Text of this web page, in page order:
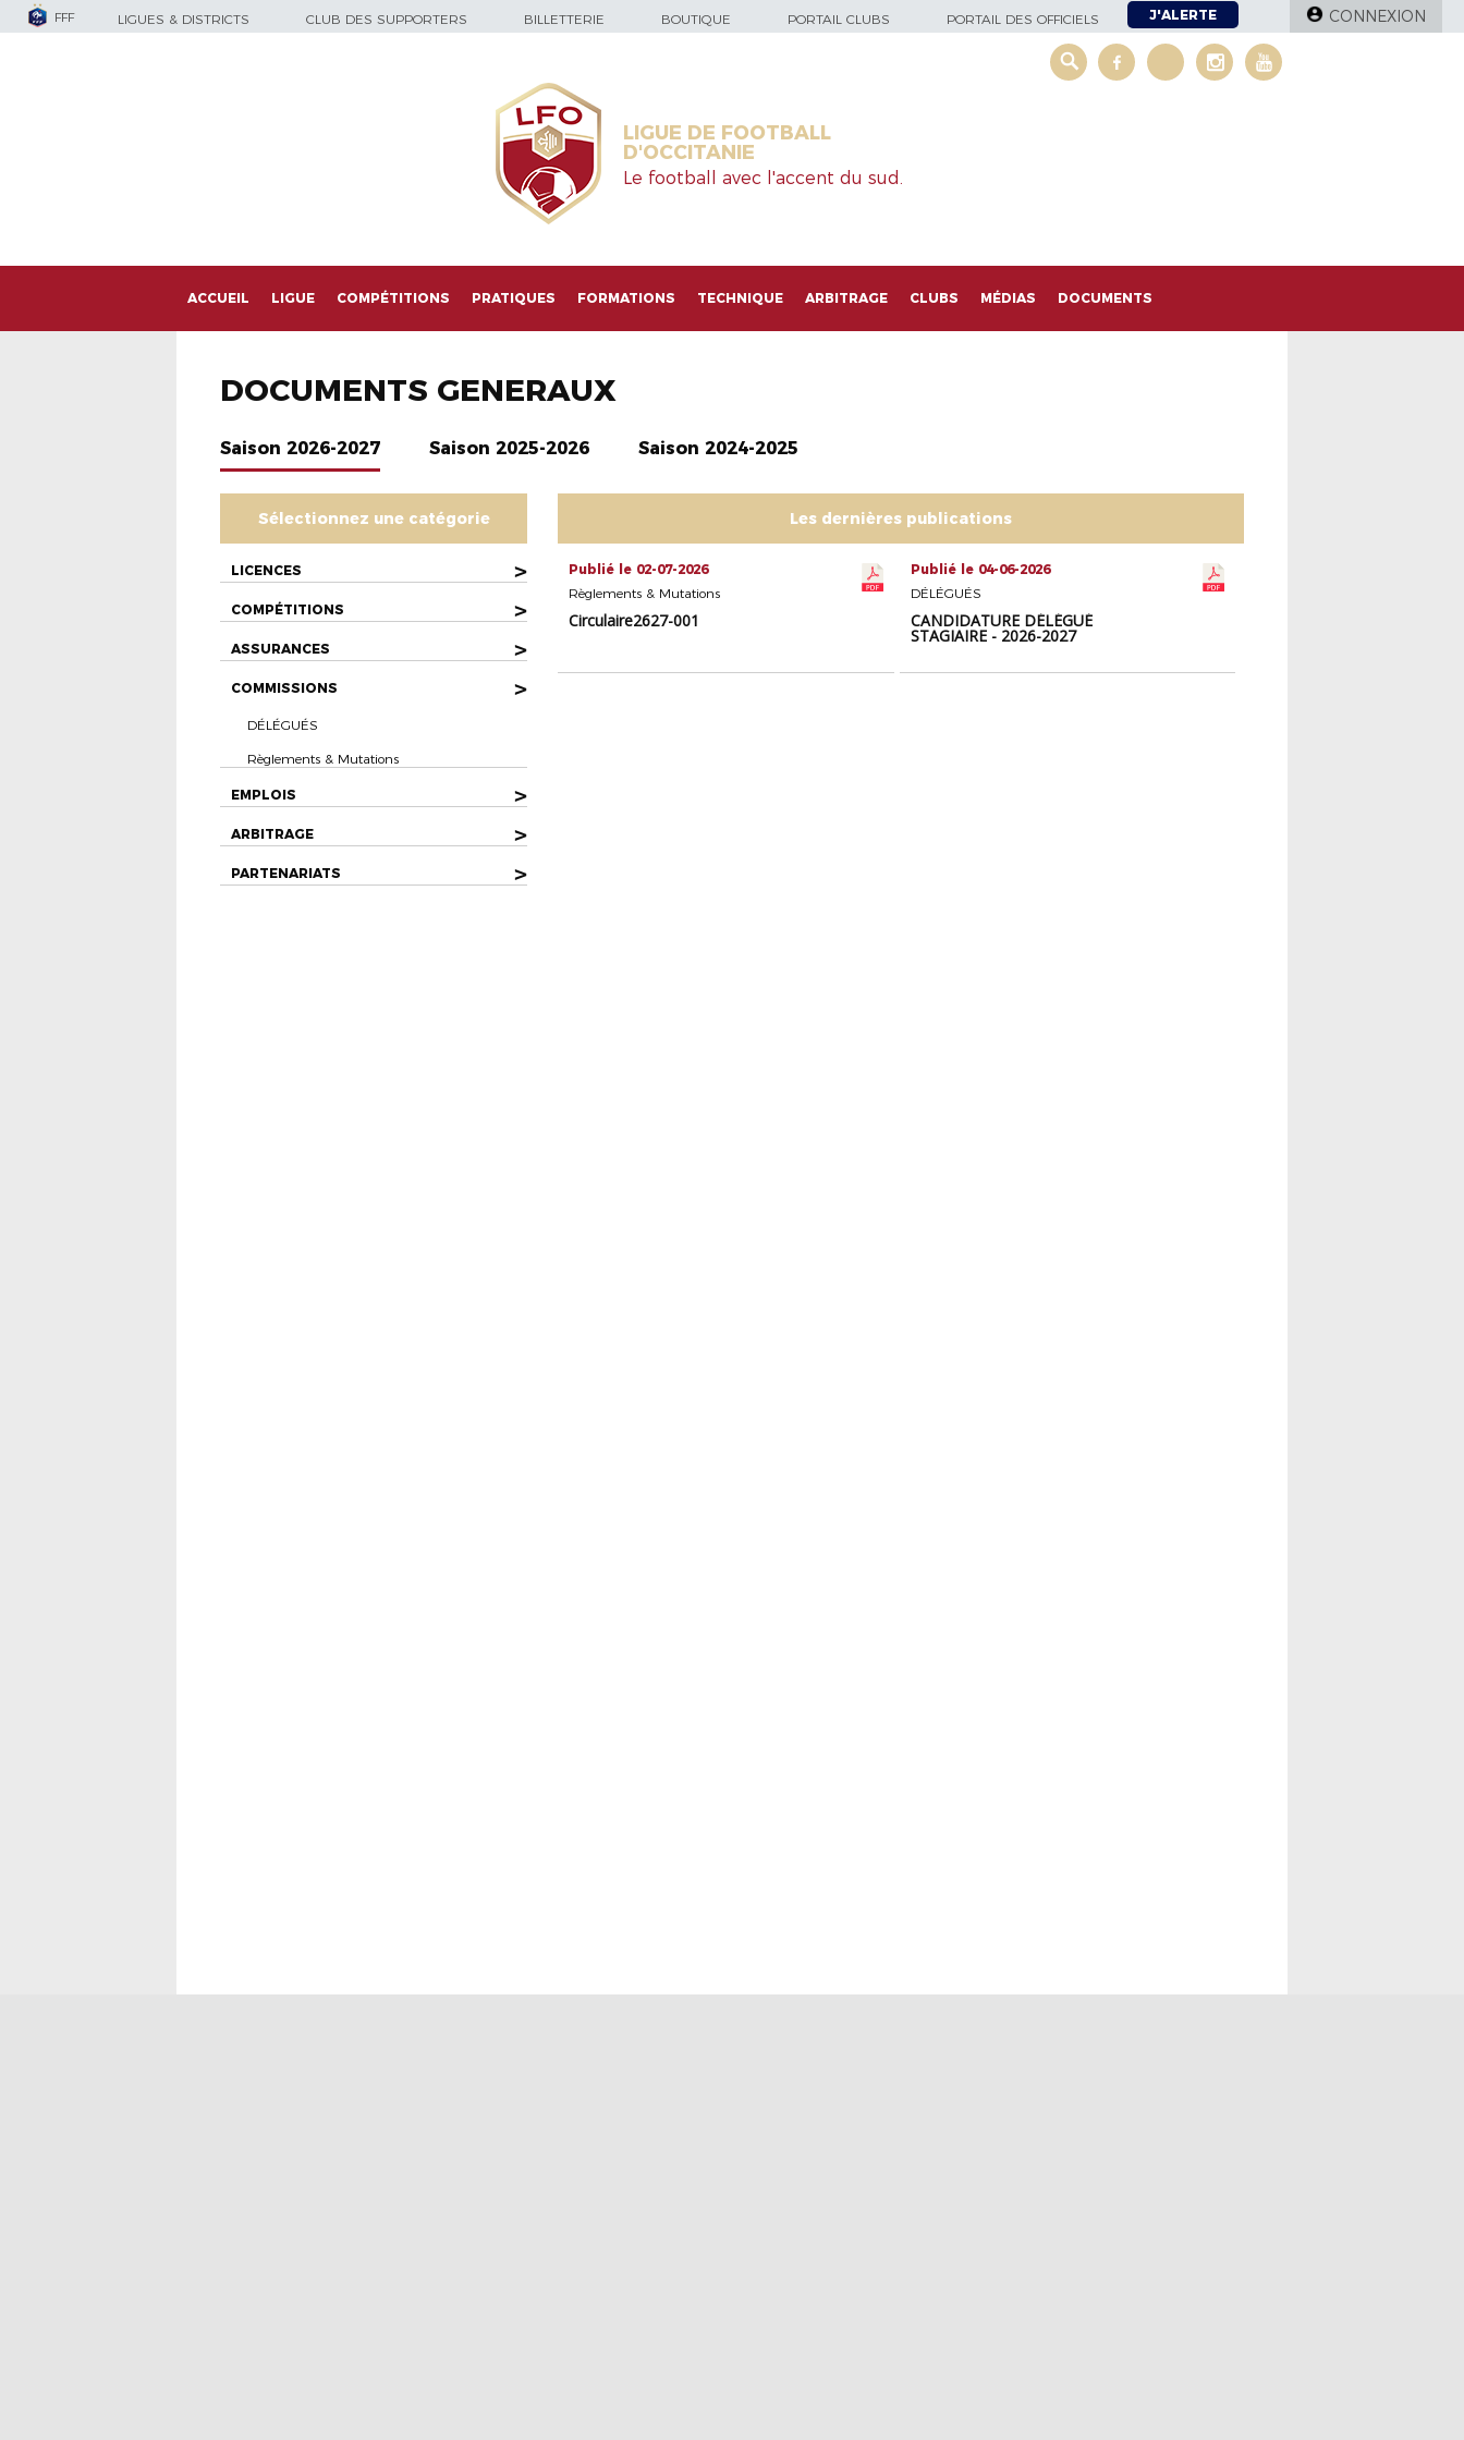
FFF LIGUES & DISTRICTS CLUB DES SUPPORTERS BILLETTERIE BOUTIQUE PORTAIL CLUBS PORTAIL DES OFFICIELS J'ALERTE CONNEXION
LIGUE DE FOOTBALL
D'OCCITANIE
Le football avec l'accent du sud.
ACCUEIL LIGUE COMPÉTITIONS PRATIQUES FORMATIONS TECHNIQUE ARBITRAGE CLUBS MÉDIAS DOCUMENTS
DOCUMENTS GENERAUX
Saison 2026-2027 Saison 2025-2026 Saison 2024-2025
Sélectionnez une catégorie
LICENCES >
COMPÉTITIONS >
ASSURANCES >
COMMISSIONS >
DÉLÉGUÉS
Règlements & Mutations
EMPLOIS >
ARBITRAGE >
PARTENARIATS >
Les dernières publications
Publié le 02-07-2026
Règlements & Mutations
Circulaire2627-001
Publié le 04-06-2026
DÉLÉGUÉS
CANDIDATURE DÉLÉGUÉ
STAGIAIRE - 2026-2027